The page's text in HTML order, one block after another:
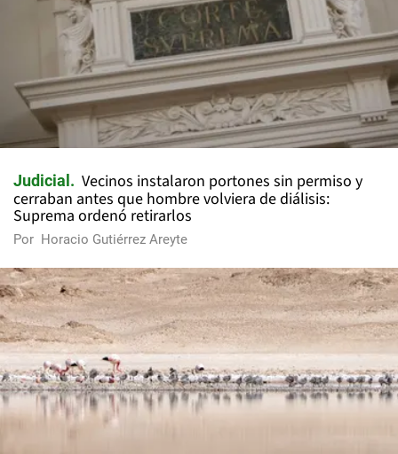
Judicial
Vecinos instalaron portones sin permiso y
cerraban antes que hombre volviera de diálisis:
Suprema ordenó retirarlos
Por Horacio Gutiérrez Areyte